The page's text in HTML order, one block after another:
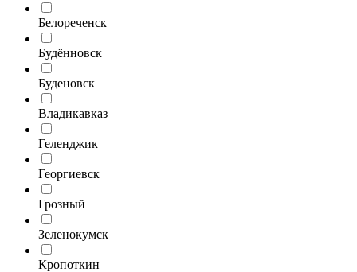
Белореченск
Будённовск
Буденовск
Владикавказ
Геленджик
Георгиевск
Грозный
Зеленокумск
Кропоткин